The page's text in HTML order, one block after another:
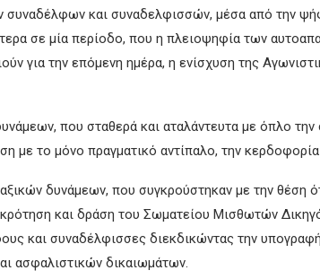
συναδέλφων και συναδελφισσών, μέσα από την
σε μία περίοδο, που η πλειοψηφία των
για την επόμενη ημέρα, η ενίσχυση της
που σταθερά και αταλάντευτα με όπλο την
με το μόνο πραγματικό αντίπαλο, την
δυνάμεων, που συγκρούστηκαν με την θέση
και δράση του Σωματείου Μισθωτών
και συναδέλφισσες διεκδικώντας την
ασφαλιστικών δικαιωμάτων.